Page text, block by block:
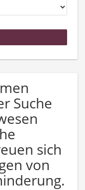
Suche
sich
von